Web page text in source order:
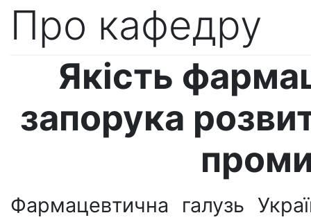
Про кафедру
Якість
запорука
Фармацевтична галузь